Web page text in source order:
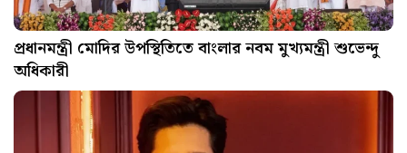
প্রধানমন্ত্রী মোদির উপস্থিতিতে বাংলার নবম মুখ্যমন্ত্রী শুভেন্দু
অধিকারী